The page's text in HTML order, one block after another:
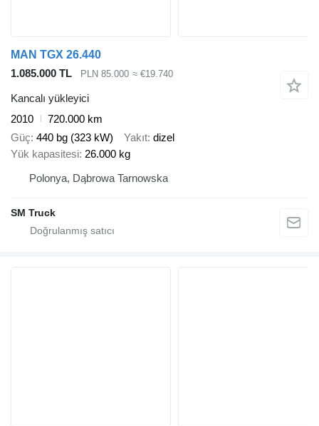
MAN TGX 26.440
1.085.000 TL
PLN 85.000 ≈ €19.740
Kancalı yükleyici
2010
720.000 km
Güç 440 bg (323 kW) Yakıt dizel
Yük kapasitesi 26.000 kg
Polonya, Dąbrowa Tarnowska
SM Truck